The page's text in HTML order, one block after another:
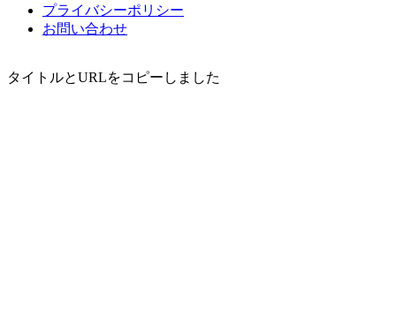
プライバシーポリシー
お問い合わせ
タイトルとURLをコピーしました